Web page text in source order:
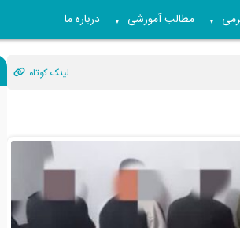
▼ مطالب آموزشی ▼ درباره ما
لینک کوتاه